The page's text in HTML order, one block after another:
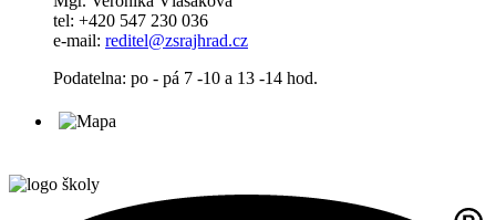
tel: +420 547 230 036
e-mail: reditel@zsrajhrad.cz
Podatelna: po - pá 7 -10 a 13 -14 hod.